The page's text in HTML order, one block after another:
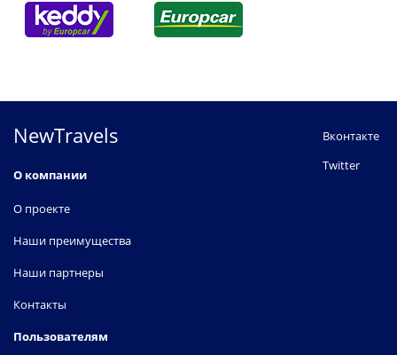
NewTravels
О компании
О проекте
Наши преимущества
Наши партнеры
Контакты
Пользователям
Вконтакте
Twitter